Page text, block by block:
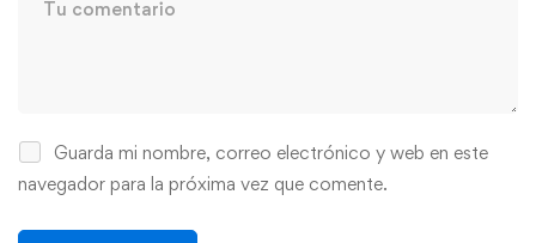
Guarda mi nombre, correo electrónico y web en este
navegador para la próxima vez que comente.